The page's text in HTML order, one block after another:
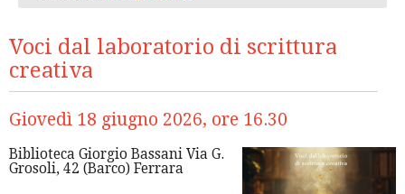
Voci dal laboratorio di scrittura
creativa
Giovedì 18 giugno 2026, ore 16.30
Biblioteca Giorgio Bassani Via G.
Grosoli, 42 (Barco) Ferrara